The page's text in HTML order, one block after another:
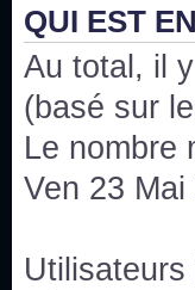
issus des
Bonne année
Bonne année
Joyeux Noël !
Bonne année
QUI EST
Au total, il
(basé sur
Le nombre
Ven 23
Utilisateurs